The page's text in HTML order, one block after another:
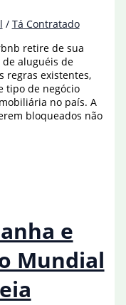
/ Tá Contratado
retire de sua
aluguéis de
regras existentes,
tipo de negócio
no país. A
bloqueados não
e
Mundial